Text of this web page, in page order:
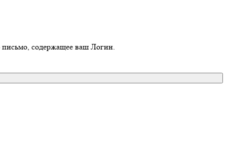
письмо, содержащее ваш Логин.